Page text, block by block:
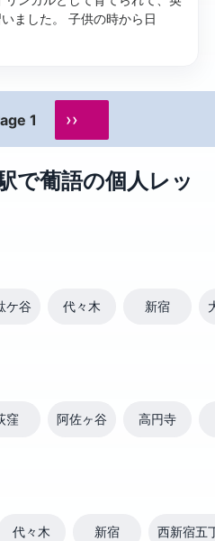
ました。 子供の時から日
1 ››
で葡語の個人レッ
ケ谷 代々木 新宿
窪 阿佐ヶ谷 高円寺
代々木 新宿 西新宿五